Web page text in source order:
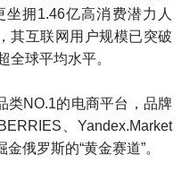
拥1.46亿高消费潜力人
其互联网用户规模已突破
全球平均水平。
类NO.1的电商平台，品牌
、Yandex.Market
俄罗斯的“黄金赛道”。